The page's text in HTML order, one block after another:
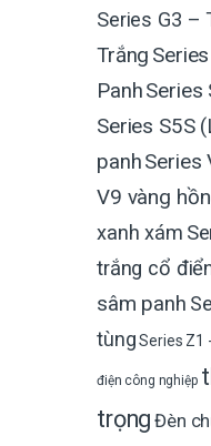
Series G3 –
Trắng
PanhSeries
Series S5S
panhSeries
V9 vàng
xanh xám
trắng cổ
sâm panh
tùng Series Z1
điện công nghiệp
trọng Đèn